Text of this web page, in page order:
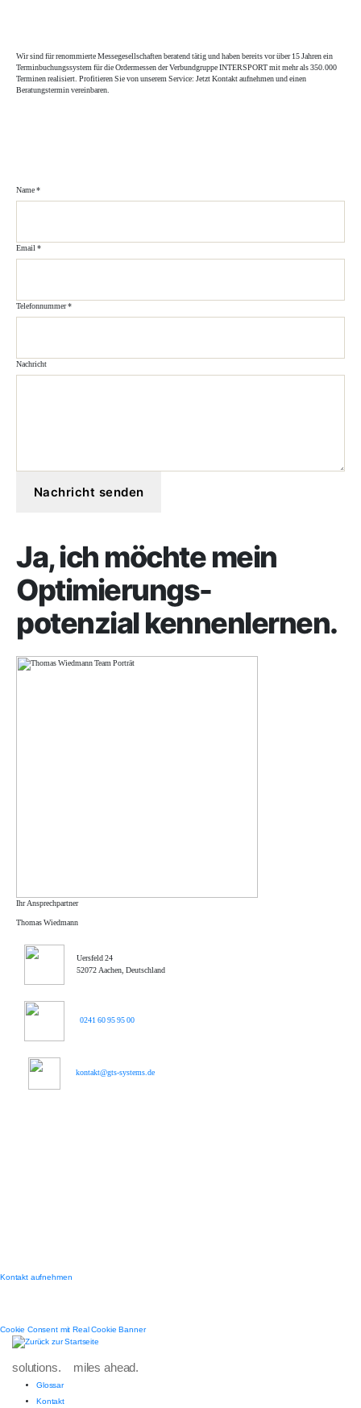
Wir sind für renommierte Messegesellschaften beratend tätig und haben bereits vor über 15 Jahren ein
Terminbuchungssystem für die Ordermessen der Verbundgruppe INTERSPORT mit mehr als 350.000
Terminen realisiert. Profitieren Sie von unserem Service: Jetzt Kontakt aufnehmen und einen
Beratungstermin vereinbaren.
Name *
Email *
Telefonnummer *
Nachricht
Nachricht senden
Ja, ich möchte mein
Optimierungs-
potenzial kennenlernen.
Ihr Ansprechpartner
Thomas Wiedmann
Uersfeld 24
52072 Aachen, Deutschland
0241 60 95 95 00
kontakt@gts-systems.de
Kontakt aufnehmen
Cookie Consent mit Real Cookie Banner
solutions. miles ahead.
Glossar
Kontakt